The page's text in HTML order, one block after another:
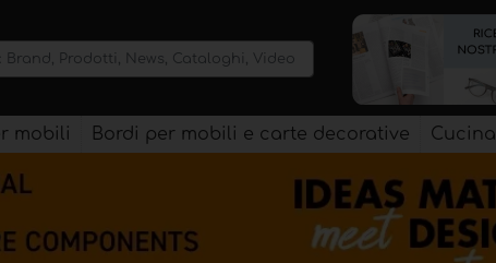
mobili Bordi per mobili e carte decorative Cucina